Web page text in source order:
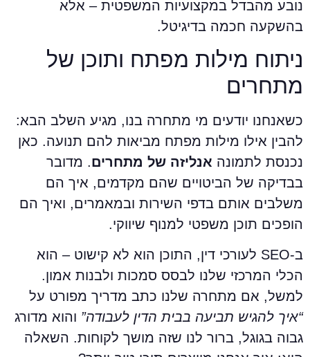
נובע מהבדל במקצועיות המשפטית – אלא
בהשקעה חכמה בדיגיטל.
ניתוח מילות מפתח ותוכן של
מתחרים
כשאנחנו יודעים מי מתחרה בנו, מגיע השלב הבא:
להבין אילו מילות מפתח מביאות להם תנועה. כאן
נכנסת לתמונהאנליזה של מתחרים. מדובר
בבדיקה של הביטויים שהם מקדמים, איך הם
משלבים אותם בדפי השירות ובמאמרים, ואיך הם
הופכים תוכן משפטי למנוף שיווקי.
ב-SEO לעורכי דין, התוכן הוא לא קישוט – הוא
הכלי המרכזי שלנו לבסס סמכות ולבנות אמון.
למשל, אם מתחרה שלנו כתב מדריך מפורט על
“איך להגיש תביעה בבית הדין לעבודה”והוא מדורג
גבוה בגוגל, ברור לנו שזה מושך לקוחות. השאלה